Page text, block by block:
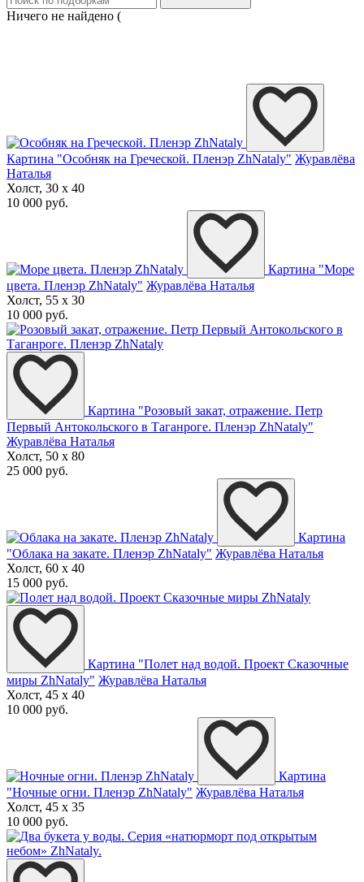
Ничего не найдено (
Картина "Особняк на Греческой. Пленэр ZhNataly" Журавлёва
Наталья
Холст, 30 x 40
10 000 руб.
Картина "Море
цвета. Пленэр ZhNataly" Журавлёва Наталья
Холст, 55 x 30
10 000 руб.
Картина "Розовый закат, отражение. Петр
Первый Антокольского в Таганроге. Пленэр ZhNataly"
Журавлёва Наталья
Холст, 50 x 80
25 000 руб.
Картина
"Облака на закате. Пленэр ZhNataly" Журавлёва Наталья
Холст, 60 x 40
15 000 руб.
Картина "Полет над водой. Проект Сказочные
миры ZhNataly" Журавлёва Наталья
Холст, 45 x 40
10 000 руб.
Картина
"Ночные огни. Пленэр ZhNataly" Журавлёва Наталья
Холст, 45 x 35
10 000 руб.